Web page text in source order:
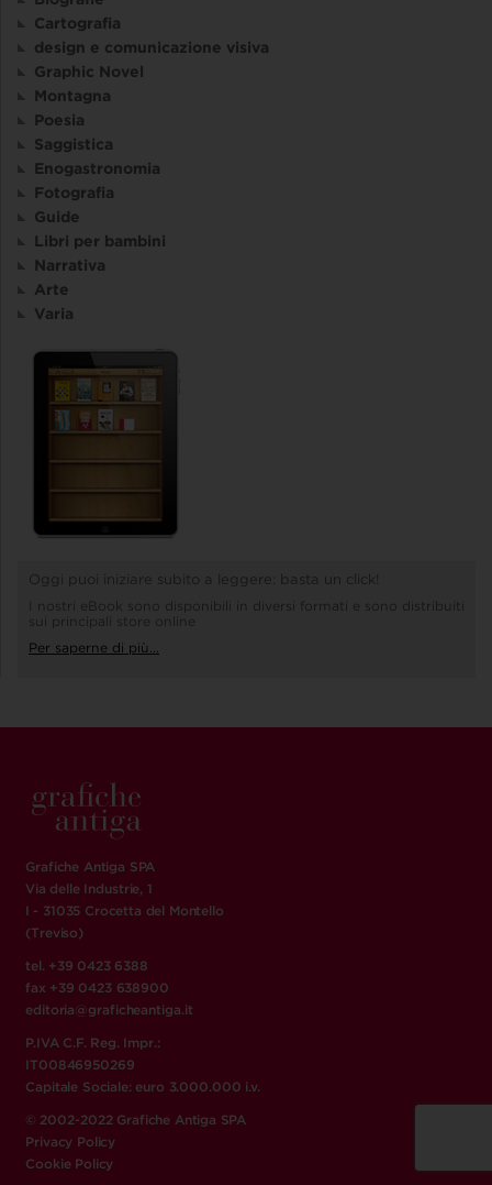
Cartografia
design e comunicazione visiva
Graphic Novel
Montagna
Poesia
Saggistica
Enogastronomia
Fotografia
Guide
Libri per bambini
Narrativa
Arte
Varia
Oggi puoi iniziare subito a leggere: basta un click!
I nostri eBook sono disponibili in diversi formati e sono distribuiti
sui principali store online
Per saperne di più...
Grafiche Antiga SPA
Via delle Industrie, 1
I - 31035 Crocetta del Montello
(Treviso)
tel. +39 0423 6388
fax +39 0423 638900
editoria@graficheantiga.it
P.IVA C.F. Reg. Impr.:
IT00846950269
Capitale Sociale: euro 3.000.000 i.v.
© 2002-2022 Grafiche Antiga SPA
Privacy Policy
Cookie Policy